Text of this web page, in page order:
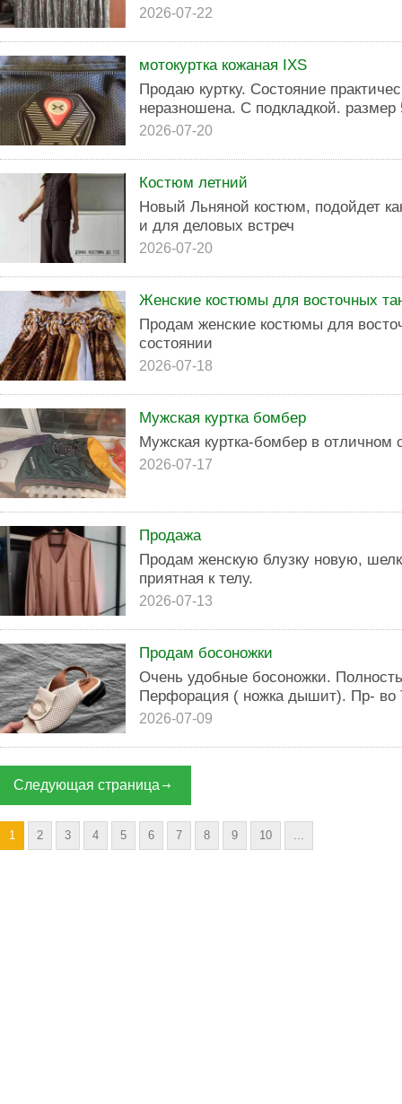
2026-07-22
мотокуртка кожаная IXS
Продаю куртку. Состояние
неразношена. С подкладкой. размер
2026-07-20
Костюм летний
Новый Льняной костюм, подойдет
и для деловых встреч
2026-07-20
Женские костюмы для восточных
Продам женские костюмы для
состоянии
2026-07-18
Мужская куртка бомбер
Мужская куртка-бомбер в отличном
2026-07-17
Продажа
Продам женскую блузку новую,
приятная к телу.
2026-07-13
Продам босоножки
Очень удобные босоножки.
Перфорация ( ножка дышит). Пр- во
2026-07-09
Следующая страница
1 2 3 4 5 6 7 8 9 10 ...